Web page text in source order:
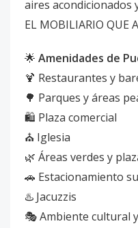
aires acondicionados
EL MOBILIARIO QUE
🌟 Amenidades de
🍹 Restaurantes y
🌳 Parques y áreas
🛍️ Plaza comercial
⛪ Iglesia
🌿 Áreas verdes y
🚗 Estacionamiento
♨️ Jacuzzis
🎭 Ambiente cultural